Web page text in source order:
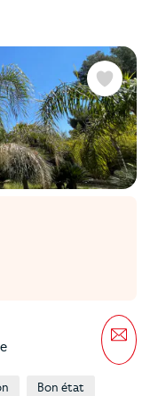
Favoris
Bon état